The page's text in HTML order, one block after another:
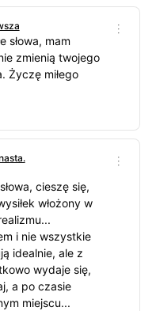
słowa, mam
zmienią twojego
Życzę miłego
cieszę się,
włożony w
i nie wszystkie
idealnie, ale z
wydaje się,
a po czasie
miejscu...